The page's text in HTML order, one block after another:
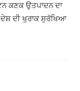
ਕਣਕ ਉਤਪਾਦਨ ਦਾ
ਦੀ ਖੁਰਾਕ ਸੁਰੱਖਿਆ